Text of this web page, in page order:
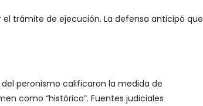
el trámite de ejecución. La defensa anticipó que
peronismo calificaron la medida de
como “histórico”. Fuentes judiciales